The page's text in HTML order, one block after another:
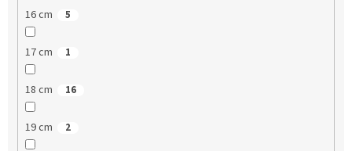
16 cm 5
17 cm 1
18 cm 16
19 cm 2